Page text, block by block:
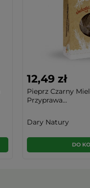
12,49 zł
Pieprz Czarny
Przyprawa...
Dary Natury
DO